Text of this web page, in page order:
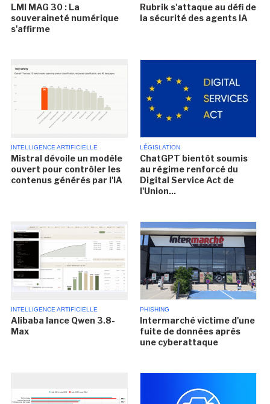
LMI MAG 30 : La
souveraineté numérique
s'affirme
Rubrik s'attaque au défi de
la sécurité des agents IA
INTELLIGENCE ARTIFICIELLE
Mistral dévoile un modèle
ouvert pour contrôler les
contenus générés par l'IA
LÉGISLATION
ChatGPT bientôt soumis
au régime renforcé du
Digital Service Act de
l'Union...
INTELLIGENCE ARTIFICIELLE
Alibaba lance Qwen 3.8-
Max
PHISHING
Intermarché victime d'une
fuite de données après
une cyberattaque